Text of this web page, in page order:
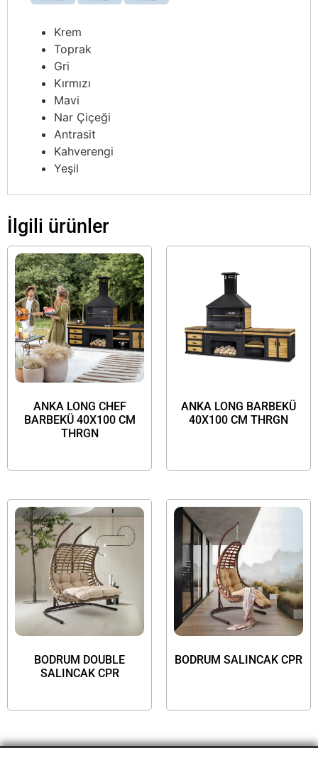
Krem
Toprak
Gri
Kırmızı
Mavi
Nar Çiçeği
Antrasit
Kahverengi
Yeşil
İlgili ürünler
ANKA LONG CHEF
BARBEKÜ 40X100 CM
THRGN
ANKA LONG BARBEKÜ
40X100 CM THRGN
BODRUM DOUBLE
SALINCAK CPR
BODRUM SALINCAK CPR